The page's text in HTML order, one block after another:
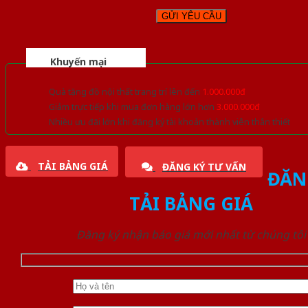
Khuyến mại
Quà tặng đồ nội thất trang trí lên đến 1.000.000đ
Giảm trực tiếp khi mua đơn hàng lớn hơn 3.000.000đ
Nhiều ưu đãi lớn khi đăng ký tài khoản thành viên thân thiết
TẢI BẢNG GIÁ ĐĂNG KÝ TƯ VẤN
TẢI BẢNG GIÁ
Đăng ký nhận báo giá mới nhất từ chúng tôi